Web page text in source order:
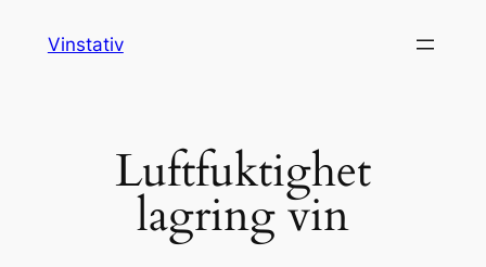
Vinstativ
Luftfuktighet
lagring vin